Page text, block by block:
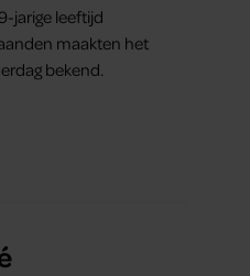
jarige leeftijd
maakten het
bekend.